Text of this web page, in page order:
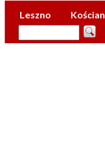
Leszno Kościan